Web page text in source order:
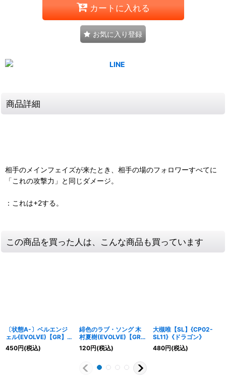
カートに入れる
お気に入り登録
商品詳細
相手のメインフェイズが来たとき、相手の場のフォロワーすべてに
「これの攻撃力」と同じダメージ。
：これは+2する。
この商品を買った人は、こんな商品も買っています
〔状態A-〕ベルエンジ
ェル(EVOLVE)【GR】
{BP01-160}《ニュート
ラル》
450円(税込)
緋色のラブ・ソング 木
村夏樹(EVOLVE)【GR・
プレミアム】{ECP02-
P29}《ナイトメア》
120円(税込)
大槻唯【SL】{CP02-
SL11}《ドラゴン》
480円(税込)